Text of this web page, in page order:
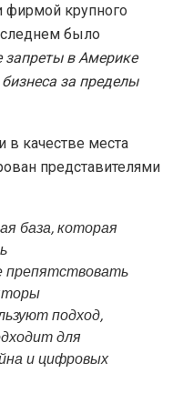
фирмой крупного
было
запреты в Америке
за пределы
в качестве места
представителями
база, которая
препятствовать
подход,
для
и цифровых